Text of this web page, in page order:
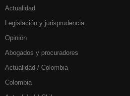
Actualidad
Legislación y jurisprudencia
Opinión
Abogados y procuradores
Actualidad / Colombia
Colombia